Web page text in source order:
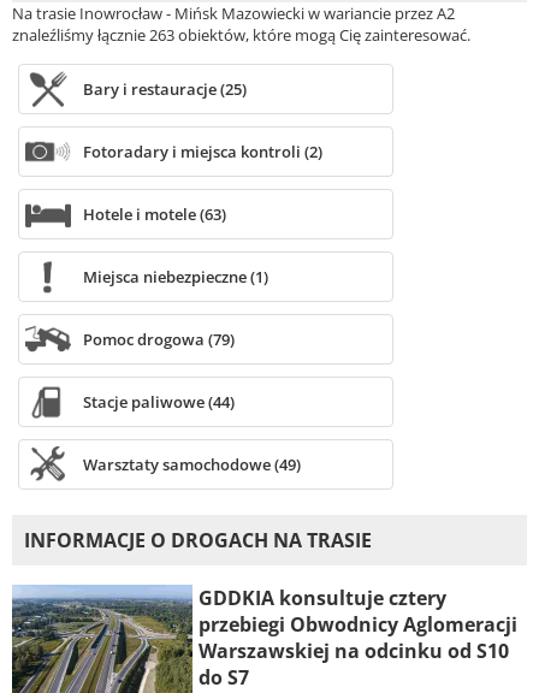
Na trasie Inowrocław - Mińsk Mazowiecki w wariancie przez A2
znaleźliśmy łącznie 263 obiektów, które mogą Cię zainteresować.
Bary i restauracje (25)
Fotoradary i miejsca kontroli (2)
Hotele i motele (63)
Miejsca niebezpieczne (1)
Pomoc drogowa (79)
Stacje paliwowe (44)
Warsztaty samochodowe (49)
INFORMACJE O DROGACH NA TRASIE
GDDKIA konsultuje cztery
przebiegi Obwodnicy Aglomeracji
Warszawskiej na odcinku od S10
do S7